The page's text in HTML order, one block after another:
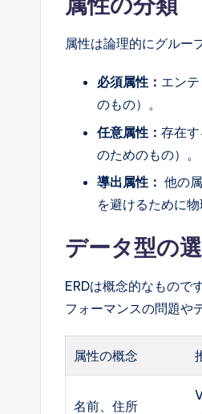
属性は論理的にグルー
必須属性： エン
のもの）。
任意属性： 存在
のためのもの）。
導出属性： 他の
を避けるために
データ型の
ERDは概念的なもので
フォーマンスの問題や
属性の概念
名前、住所